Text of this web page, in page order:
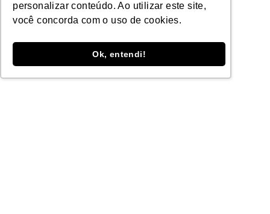
personalizar conteúdo. Ao utilizar este site,
você concorda com o uso de cookies.
Ok, entendi!
Calças
Luvas